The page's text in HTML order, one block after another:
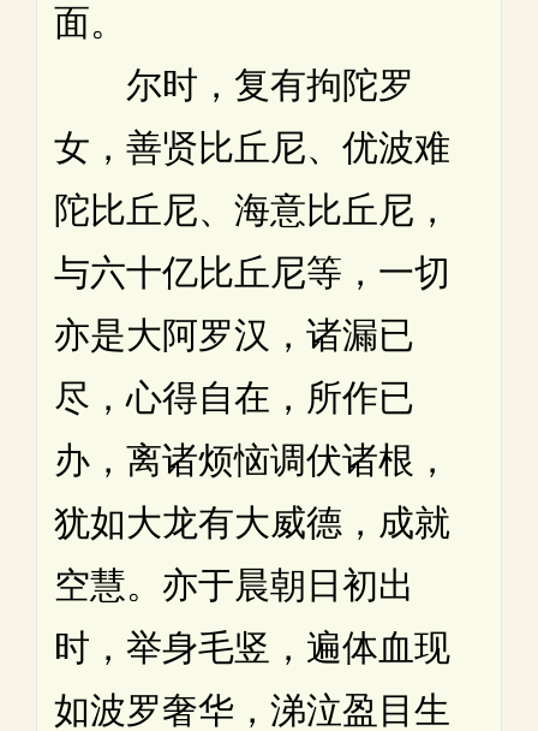
面。
尔时，复有拘陀罗
女，善贤比丘尼、优波难
陀比丘尼、海意比丘尼，
与六十亿比丘尼等，一切
亦是大阿罗汉，诸漏已
尽，心得自在，所作已
办，离诸烦恼调伏诸根，
犹如大龙有大威德，成就
空慧。亦于晨朝日初出
时，举身毛竖，遍体血现
如波罗奢华，涕泣盈目生